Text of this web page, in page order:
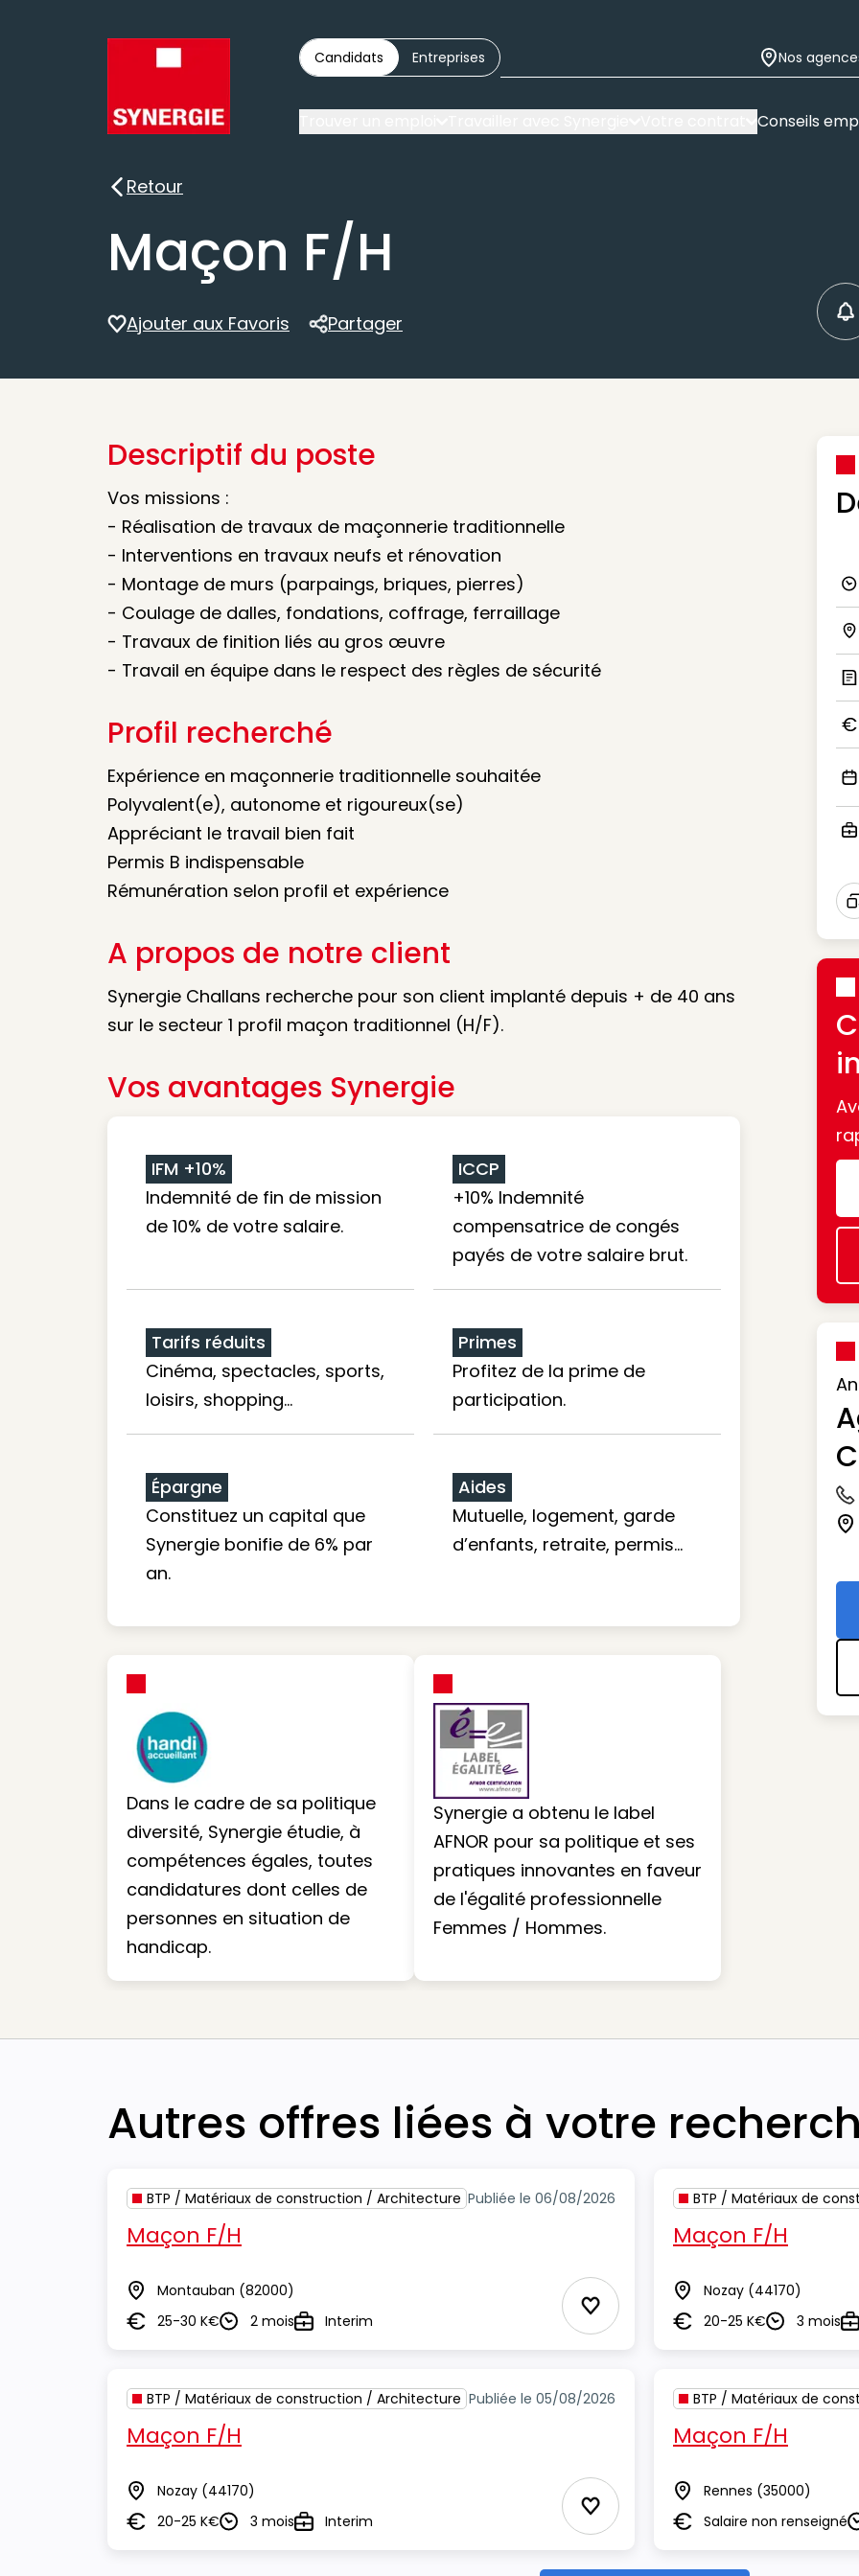
Candidats Entreprises Nos
Conseils
Retour
Retour
Maçon F/H
Ajouter aux Favoris
Partager
Partager
Descriptif du poste
Vos missions :
- Réalisation de travaux de maçonnerie traditionnelle
- Interventions en travaux neufs et rénovation
- Montage de murs (parpaings, briques, pierres)
- Coulage de dalles, fondations, coffrage, ferraillage
- Travaux de finition liés au gros œuvre
- Travail en équipe dans le respect des règles de sécurité
Profil recherché
Expérience en maçonnerie traditionnelle souhaitée
Polyvalent(e), autonome et rigoureux(se)
Appréciant le travail bien fait
Permis B indispensable
Rémunération selon profil et expérience
A propos de notre client
Synergie Challans recherche pour son client implanté depuis + de 40 ans
sur le secteur 1 profil maçon traditionnel (H/F).
Vos avantages Synergie
IFM +10%
Indemnité de fin de mission
de 10% de votre salaire.
ICCP
+10% Indemnité
compensatrice de congés
payés de votre salaire brut.
Tarifs réduits
Cinéma, spectacles, sports,
loisirs, shopping...
Primes
Profitez de la prime de
participation.
Épargne
Constituez un capital que
Synergie bonifie de 6% par
an.
Aides
Mutuelle, logement, garde
d’enfants, retraite, permis…
Dans le cadre de sa politique
diversité, Synergie étudie, à
compétences égales, toutes
candidatures dont celles de
personnes en situation de
handicap.
Synergie a obtenu le label
AFNOR pour sa politique et ses
pratiques innovantes en faveur
de l'égalité professionnelle
Femmes / Hommes.
Autres offres liées à votre
BTP / Matériaux de construction / Architecture Publiée le 06/08/2026
Maçon F/H
Lieu Montauban (82000)
Salaire25-30 K€Durée2 moisTypeInterim Ajouter aux Favoris
BTP / Matériaux de
Maçon F/H
Lieu Nozay (44170)
Salaire20-25 K€Durée3 mois
BTP / Matériaux de construction / Architecture Publiée le 05/08/2026
Maçon F/H
Lieu Nozay (44170)
Salaire20-25 K€Durée3 moisTypeInterim Ajouter aux Favoris
BTP / Matériaux de
Maçon F/H
Lieu Rennes (35000)
SalaireSalaire non renseigné